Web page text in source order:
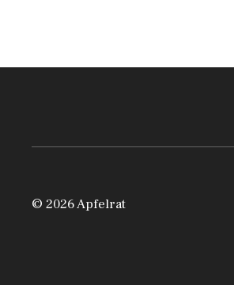
© 2026 Apfelrat